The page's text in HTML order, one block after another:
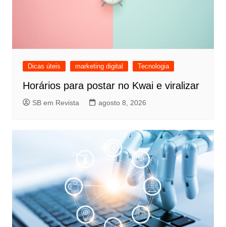
Dicas úteis marketing digital Tecnologia
Horários para postar no Kwai e viralizar
SB em Revista agosto 8, 2026